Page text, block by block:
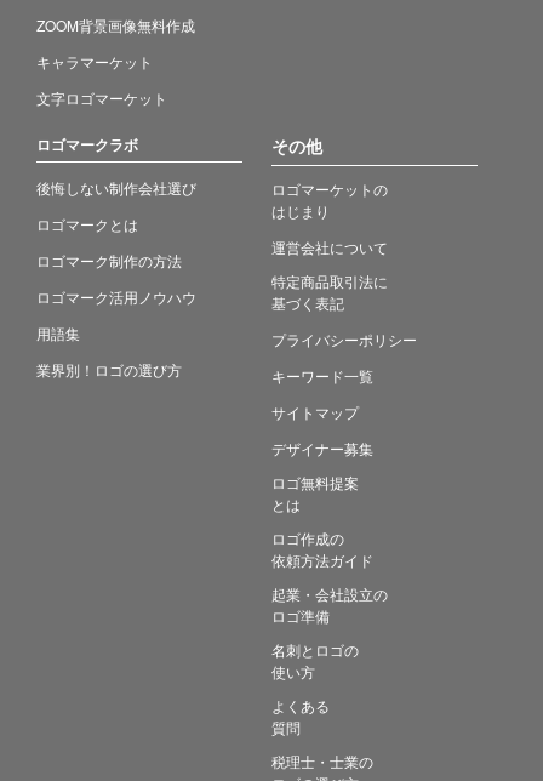
ZOOM背景画像無料作成
キャラマーケット
文字ロゴマーケット
ロゴマークラボ
後悔しない制作会社選び
ロゴマークとは
ロゴマーク制作の方法
ロゴマーク活用ノウハウ
用語集
業界別！ロゴの選び方
その他
ロゴマーケットの
はじまり
運営会社について
特定商品取引法に
基づく表記
プライバシーポリシー
キーワード一覧
サイトマップ
デザイナー募集
ロゴ無料提案
とは
ロゴ作成の
依頼方法ガイド
起業・会社設立の
ロゴ準備
名刺とロゴの
使い方
よくある
質問
税理士・士業の